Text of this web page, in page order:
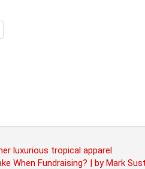
luxurious tropical apparel
When Fundraising? | by Mark